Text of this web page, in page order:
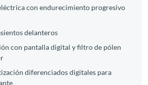
con endurecimiento progresivo
delanteros
con pantalla digital y filtro de pólen
diferenciados digitales para